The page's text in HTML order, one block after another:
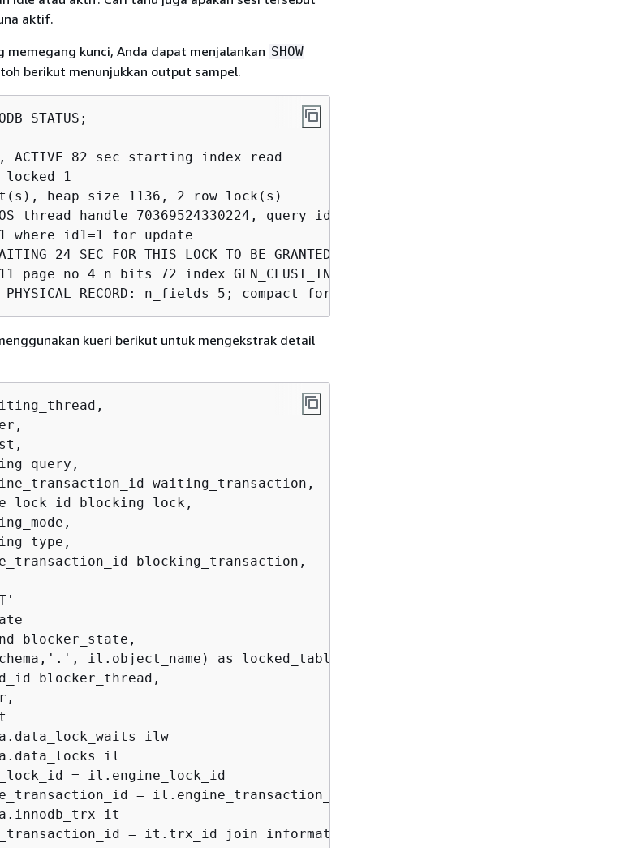
aktif.
kunci, Anda dapat menjalankan SHOW
berikut menunjukkan output sampel.
STATUS;
ACTIVE 82 sec starting index read
1
heap size 1136, 2 row lock(s)
thread handle 70369524330224, query id 4020834 172.31.14.179 reinvent
id1=1 for update
24 SEC FOR THIS LOCK TO BE GRANTED:
id 11 page no 4 n bits 72 index GEN_CLUST_INDEX of table test.t1 trx id 1688153
RECORD: n_fields 5; compact format; info bits 0
kueri berikut untuk mengekstrak detail
waiting_transaction,
blocking_lock,
blocking_transaction,
blocker_state,
il.object_name) as locked_table,
blocker_thread,
ilw
il
= il.engine_lock_id
= il.engine_transaction_id
it
= it.trx_id join information_schema.processlist p